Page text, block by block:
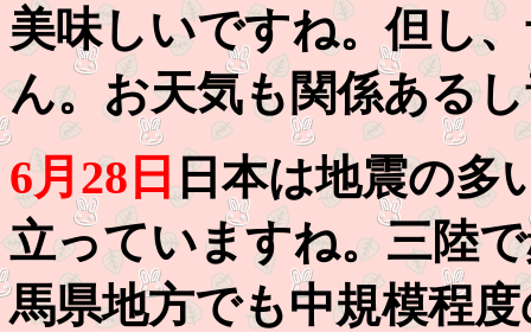
美味しいですね。但し
ん。お天気も関係ある
6月28日日本は地震の多
立っていますね。三陸
馬県地方でも中規模程